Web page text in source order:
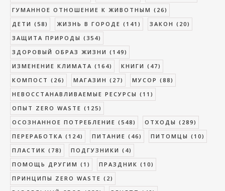
ГУМАННОЕ ОТНОШЕНИЕ К ЖИВОТНЫМ (26)
ДЕТИ (58) ЖИЗНЬ В ГОРОДЕ (141) ЗАКОН (20)
ЗАЩИТА ПРИРОДЫ (354)
ЗДОРОВЫЙ ОБРАЗ ЖИЗНИ (149)
ИЗМЕНЕНИЕ КЛИМАТА (164) КНИГИ (47)
КОМПОСТ (26) МАГАЗИН (27) МУСОР (88)
НЕВОССТАНАВЛИВАЕМЫЕ РЕСУРСЫ (11)
ОПЫТ ZERO WASTE (125)
ОСОЗНАННОЕ ПОТРЕБЛЕНИЕ (548) ОТХОДЫ (289)
ПЕРЕРАБОТКА (124) ПИТАНИЕ (46) ПИТОМЦЫ (10)
ПЛАСТИК (78) ПОДГУЗНИКИ (4)
ПОМОЩЬ ДРУГИМ (1) ПРАЗДНИК (10)
ПРИНЦИПЫ ZERO WASTE (2)